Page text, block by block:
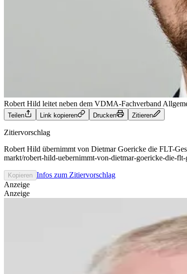
Robert Hild leitet neben dem VDMA-Fachverband
Teilen Link kopieren Drucken Zitieren
Zitiervorschlag
Robert Hild übernimmt von Dietmar Goericke die FLT-
markt/robert-hild-uebernimmt-von-dietmar-goericke-die-
Kopieren Infos zum Zitiervorschlag
Anzeige
Anzeige